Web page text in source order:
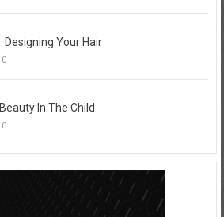
Designing Your Hair
0
Beauty In The Child
0